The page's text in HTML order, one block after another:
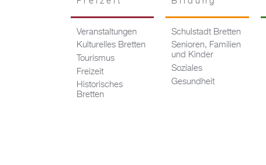
Veranstaltungen
Kulturelles Bretten
Tourismus
Freizeit
Historisches
Bretten
Schulstadt Bretten
Senioren, Familien
und Kinder
Soziales
Gesundheit